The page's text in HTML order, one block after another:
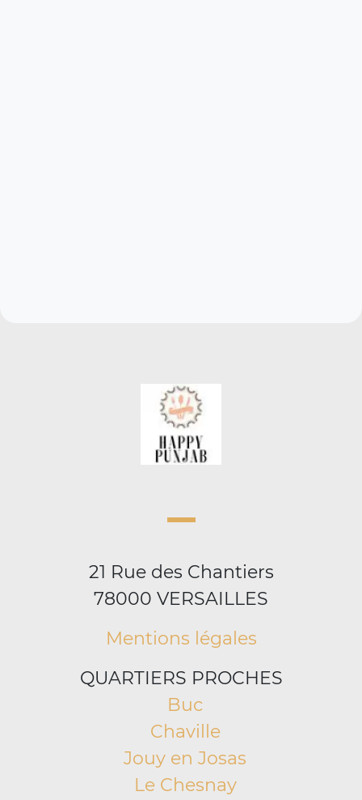
21 Rue des Chantiers
78000 VERSAILLES
Mentions légales
QUARTIERS PROCHES
Buc
Chaville
Jouy en Josas
Le Chesnay